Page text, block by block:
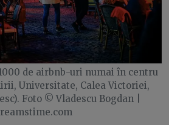
de airbnb-uri numai în centru
Universitate, Calea Victoriei,
Foto © Vladescu Bogdan |